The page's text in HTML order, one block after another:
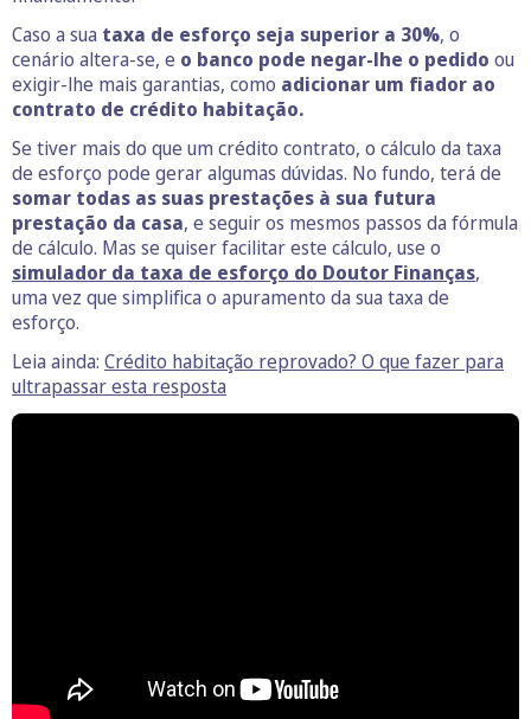
Caso a sua taxa de esforço seja superior a 30%, o
cenário altera-se, e o banco pode negar-lhe o pedido ou
exigir-lhe mais garantias, como adicionar um fiador ao
contrato de crédito habitação.
Se tiver mais do que um crédito contrato, o cálculo da taxa
de esforço pode gerar algumas dúvidas. No fundo, terá de
somar todas as suas prestações à sua futura
prestação da casa, e seguir os mesmos passos da fórmula
de cálculo. Mas se quiser facilitar este cálculo, use o
simulador da taxa de esforço do Doutor Finanças,
uma vez que simplifica o apuramento da sua taxa de
esforço.
Leia ainda: Crédito habitação reprovado? O que fazer para
ultrapassar esta resposta